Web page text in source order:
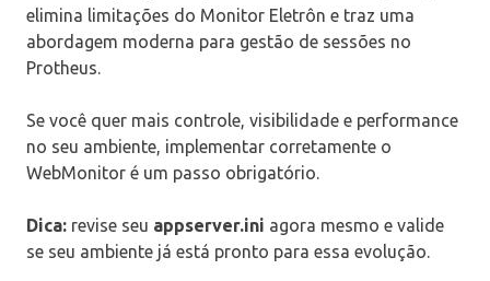
elimina limitações do Monitor Eletrôn e traz uma
abordagem moderna para gestão de sessões no
Protheus.
Se você quer mais controle, visibilidade e performance
no seu ambiente, implementar corretamente o
WebMonitor é um passo obrigatório.
Dica: revise seu appserver.ini agora mesmo e valide
se seu ambiente já está pronto para essa evolução.